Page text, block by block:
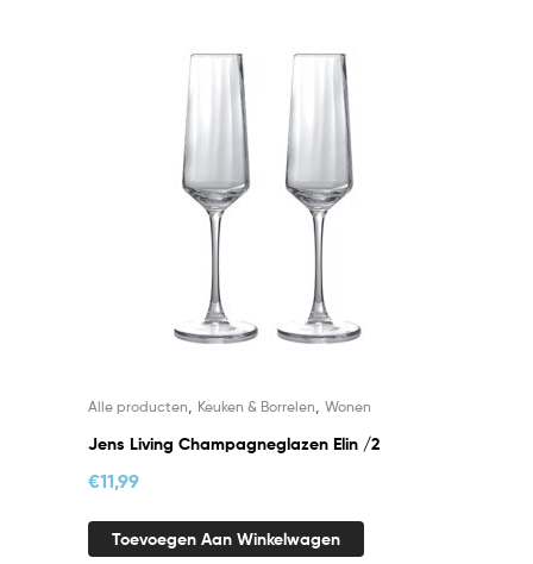
Alle producten, Keuken & Borrelen, Wonen
Jens Living Champagneglazen Elin /2
€11,99
Toevoegen Aan Winkelwagen